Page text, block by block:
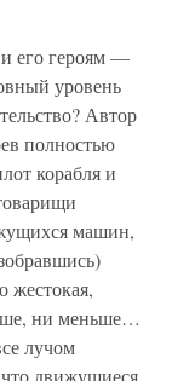
его героям —
уровень
Автор
полностью
корабля и
машин,
жестокая,
ни меньше…
лучом
что движущиеся